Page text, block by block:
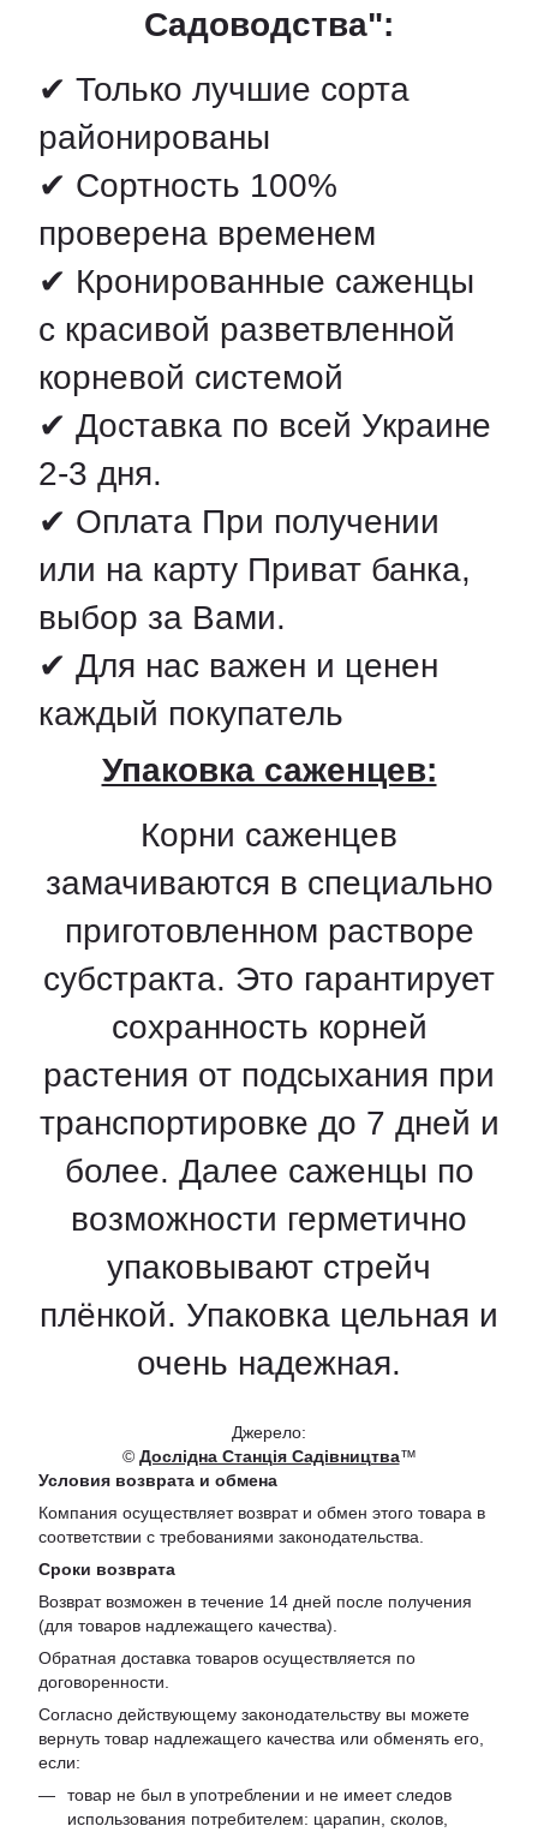
Садоводства":
✔ Только лучшие сорта
районированы
✔ Сортность 100%
проверена временем
✔ Кронированные саженцы
с красивой разветвленной
корневой системой
✔ Доставка по всей Украине
2-3 дня.
✔ Оплата При получении
или на карту Приват банка,
выбор за Вами.
✔ Для нас важен и ценен
каждый покупатель
Упаковка саженцев:
Корни саженцев
замачиваются в специально
приготовленном растворе
субстракта. Это гарантирует
сохранность корней
растения от подсыхания при
транспортировке до 7 дней и
более. Далее саженцы по
возможности герметично
упаковывают стрейч
плёнкой. Упаковка цельная и
очень надежная.
Джерело:
© Дослідна Станція Садівництва™
Условия возврата и обмена
Компания осуществляет возврат и обмен этого товара в
соответствии с требованиями законодательства.
Сроки возврата
Возврат возможен в течение 14 дней после получения
(для товаров надлежащего качества).
Обратная доставка товаров осуществляется по
договоренности.
Согласно действующему законодательству вы можете
вернуть товар надлежащего качества или обменять его,
если:
товар не был в употреблении и не имеет следов
использования потребителем: царапин, сколов,